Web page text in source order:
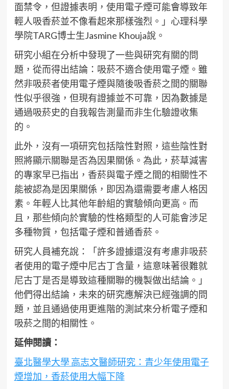
面禁令，但證據表明，使用電子煙可能會導致年
輕人吸香菸並不像看起來那樣強烈。」心理科學
學院TARG博士生Jasmine Khouja說。
研究小組在分析中發現了一些與研究有關的問
題，從而得出結論：吸菸不適合使用電子煙。雖
然非吸菸者使用電子煙與隨後吸香菸之間的關聯
性似乎很強，但現有證據並不可靠，因為數據是
通過吸菸史的自我報告測量而非生化驗證收集
的。
此外，沒有一項研究包括陰性對照，這些陰性對
照將顯示關聯是否為因果關係。為此，菸草減害
的專家早已指出，香菸與電子煙之間的相關性不
能被認為是因果關係，即因為還需要考慮人格因
素。年輕人比其他年齡組的實驗傾向更高。而
且，那些傾向於實驗的性格類型的人可能會涉足
多種物質，包括電子煙和普通香菸。
研究人員補充說：「許多證據還沒有考慮非吸菸
者使用的電子煙中尼古丁含量，這意味著很難就
尼古丁是否是導致這種關聯的機製做出結論。」
他們得出結論，未來的研究應解決已經強調的問
題，並且通過使用更進階的測試來分析電子煙和
吸菸之間的相關性。
延伸閱讀：
臺北醫學大學 高志文醫師研究：青少年使用電子
煙增加，香菸使用大幅下降